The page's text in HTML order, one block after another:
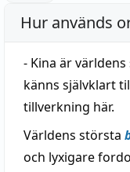
Hur används
- Kina är
känns självklart
tillverkning här.
Världens största
och lyxigare